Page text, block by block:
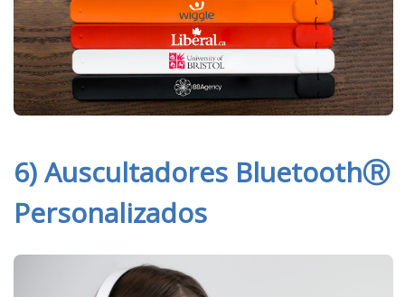
6) Auscultadores BluetoothⓇ
Personalizados